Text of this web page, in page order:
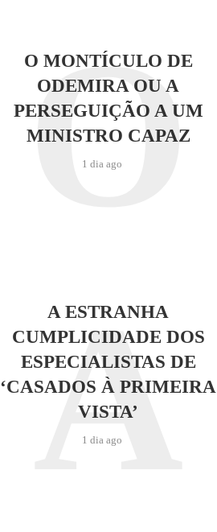
O MONTÍCULO DE
ODEMIRA OU A
PERSEGUIÇÃO A UM
MINISTRO CAPAZ
1 dia ago
O
A ESTRANHA
CUMPLICIDADE DOS
ESPECIALISTAS DE
‘CASADOS À PRIMEIRA
VISTA’
1 dia ago
A